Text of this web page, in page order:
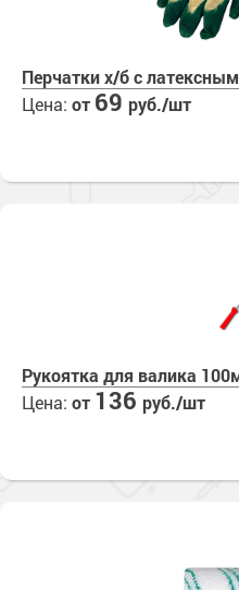
Перчатки х/б с
Цена: от 69 руб./шт
Рукоятка для валика
Цена: от 136 руб./шт